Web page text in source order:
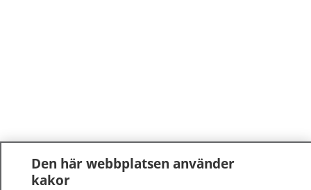
Den här webbplatsen använder
kakor